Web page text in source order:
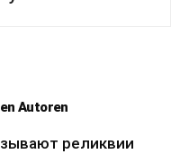
Autoren
реликвии